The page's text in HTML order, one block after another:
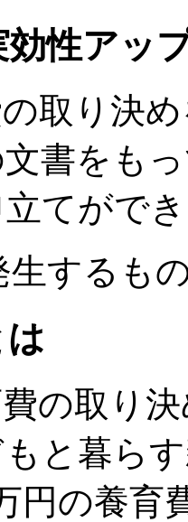
性アッ
取り決
書をも
てがで
するも
の取り
と暮ら
円の養育